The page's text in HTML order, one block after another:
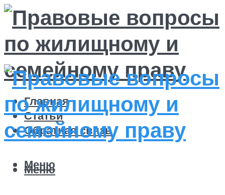
Главная
Статьи
Обратная связь
Меню
Меню